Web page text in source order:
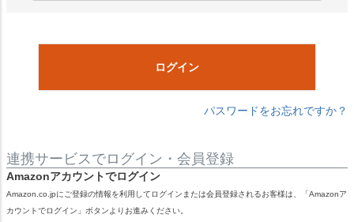
)
ログイン
パスワードをお忘れですか？
連携サービスでログイン・会員登録
Amazonアカウントでログイン
Amazon.co.jpにご登録の情報を利用してログインまたは会員登録されるお客様は、「Amazonア
カウントでログイン」ボタンよりお進みください。